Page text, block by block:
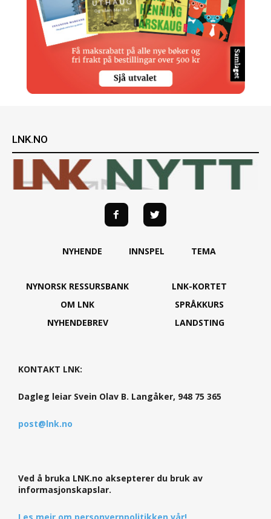
LNK.NO
NYHENDE INNSPEL TEMA
NYNORSK RESSURSBANK
OM LNK
NYHENDEBREV
LNK-KORTET
SPRÅKKURS
LANDSTING
KONTAKT LNK:
Dagleg leiar Svein Olav B. Langåker, 948 75 365
post@lnk.no
Ved å bruka LNK.no aksepterer du bruk av
informasjonskapslar.